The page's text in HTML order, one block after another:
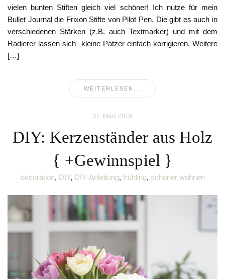
vielen bunten Stiften gleich viel schöner! Ich nutze für mein
Bullet Journal die Frixon Stifte von Pilot Pen. Die gibt es auch in
verschiedenen Stärken (z.B. auch Textmarker) und mit dem
Radierer lassen sich kleine Patzer einfach korrigieren. Weitere
[…]
WEITERLESEN...
22. März 2018
DIY: Kerzenständer aus Holz
{ +Gewinnspiel }
decoration, DIY, DIY-Anleitung, frühling, schöner wohnen